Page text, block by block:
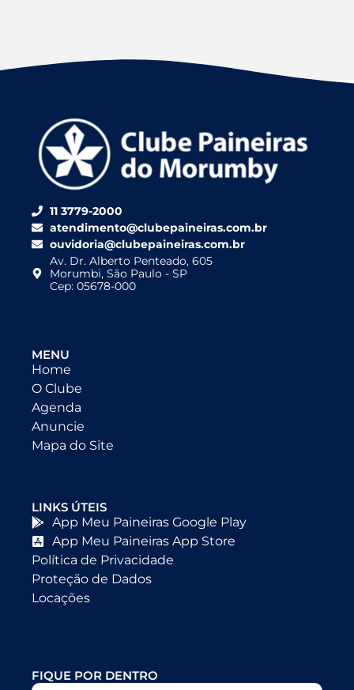
11 3779-2000
atendimento@clubepaineiras.com.br
ouvidoria@clubepaineiras.com.br
Av. Dr. Alberto Penteado, 605
Morumbi, São Paulo - SP
Cep: 05678-000
MENU
Home
O Clube
Agenda
Anuncie
Mapa do Site
LINKS ÚTEIS
App Meu Paineiras Google Play
App Meu Paineiras App Store
Política de Privacidade
Proteção de Dados
Locações
FIQUE POR DENTRO